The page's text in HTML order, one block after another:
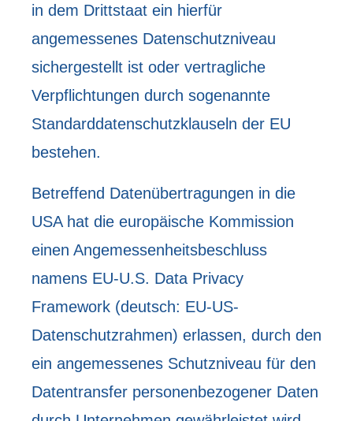
in dem Drittstaat ein hierfür
angemessenes Datenschutzniveau
sichergestellt ist oder vertragliche
Verpflichtungen durch sogenannte
Standarddatenschutzklauseln der EU
bestehen.
Betreffend Datenübertragungen in die
USA hat die europäische Kommission
einen Angemessenheitsbeschluss
namens EU-U.S. Data Privacy
Framework (deutsch: EU-US-
Datenschutzrahmen) erlassen, durch den
ein angemessenes Schutzniveau für den
Datentransfer personenbezogener Daten